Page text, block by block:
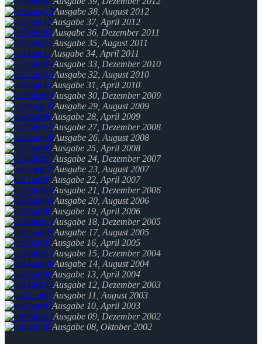
Ausgabe 38, August 2012
Ausgabe 37, April 2012
Ausgabe 36, Dezember 2011
Ausgabe 35, August 2011
Ausgabe 34, April 2011
Ausgabe 33, Dezember 2010
Ausgabe 32, August 2010
Ausgabe 31, April 2010
Ausgabe 30, Dezember 2009
Ausgabe 29, August 2009
Ausgabe 28, April 2009
Ausgabe 27, Dezember 2008
Ausgabe 26, August 2008
Ausgabe 25, April 2008
Ausgabe 24, Dezember 2007
Ausgabe 23, August 2007
Ausgabe 22, April 2007
Ausgabe 21, Dezember 2006
Ausgabe 20, August 2006
Ausgabe 19, April 2006
Ausgabe 18, Dezember 2005
Ausgabe 17, August 2005
Ausgabe 16, April 2005
Ausgabe 15, Dezember 2004
Ausgabe 14, August 2004
Ausgabe 13, April 2004
Ausgabe 12, Dezember 2003
Ausgabe 11, August 2003
Ausgabe 10, April 2003
Ausgabe 09, Dezember 2002
Ausgabe 08, Oktober 2002